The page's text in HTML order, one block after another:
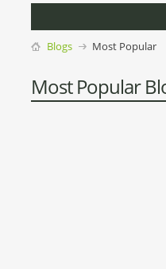
Blogs Most Popular
Most Popular